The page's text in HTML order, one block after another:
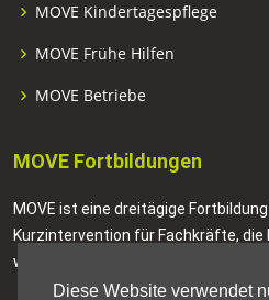
Diese Website verwendet
MOVE Kindertagespflege
MOVE Frühe Hilfen
MOVE Betriebe
MOVE Fortbildungen
MOVE ist eine dreitägige
Kurzintervention für Fachkräfte,
wollen, positive Veränderungen in